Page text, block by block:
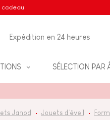
cadeau
Expédition en 24 heures
SÉLECTION PAR
Janod Jouets d'éveil